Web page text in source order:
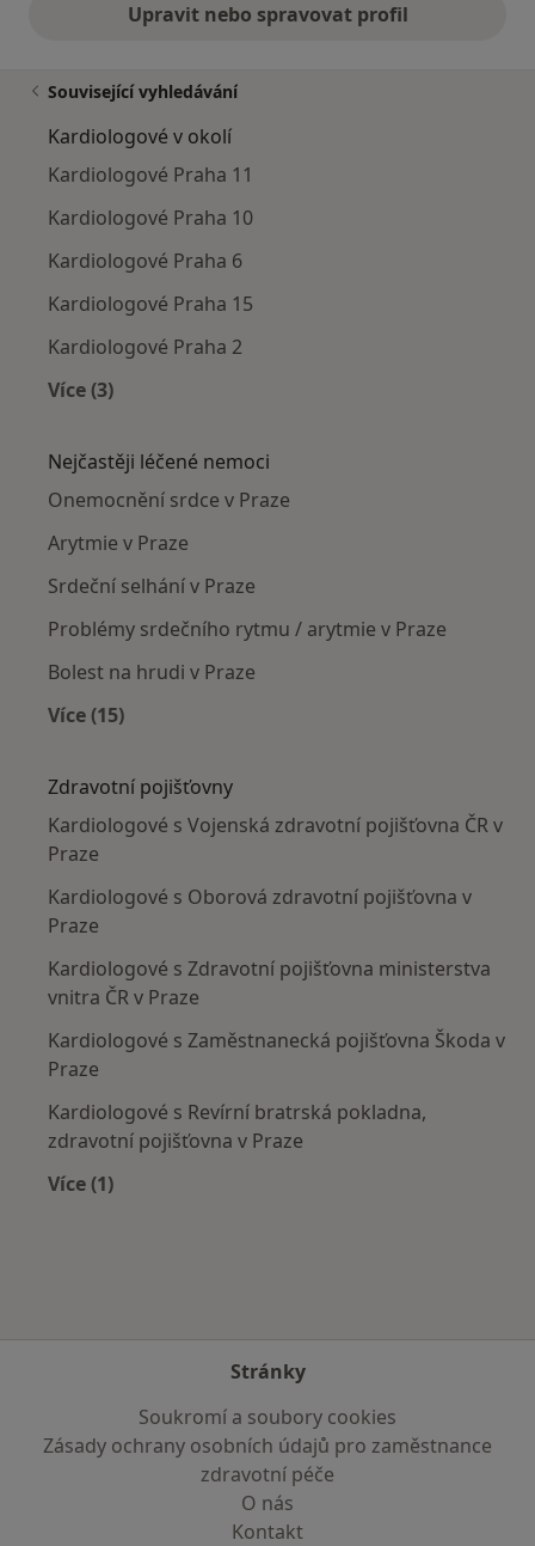
Upravit nebo spravovat profil
Související vyhledávání
Kardiologové v okolí
Kardiologové Praha 11
Kardiologové Praha 10
Kardiologové Praha 6
Kardiologové Praha 15
Kardiologové Praha 2
Více (3)
Nejčastěji léčené nemoci
Onemocnění srdce v Praze
Arytmie v Praze
Srdeční selhání v Praze
Problémy srdečního rytmu / arytmie v Praze
Bolest na hrudi v Praze
Více (15)
Zdravotní pojišťovny
Kardiologové s Vojenská zdravotní pojišťovna ČR v
Praze
Kardiologové s Oborová zdravotní pojišťovna v
Praze
Kardiologové s Zdravotní pojišťovna ministerstva
vnitra ČR v Praze
Kardiologové s Zaměstnanecká pojišťovna Škoda v
Praze
Kardiologové s Revírní bratrská pokladna,
zdravotní pojišťovna v Praze
Více (1)
Stránky
Soukromí a soubory cookies
Zásady ochrany osobních údajů pro zaměstnance
zdravotní péče
O nás
Kontakt